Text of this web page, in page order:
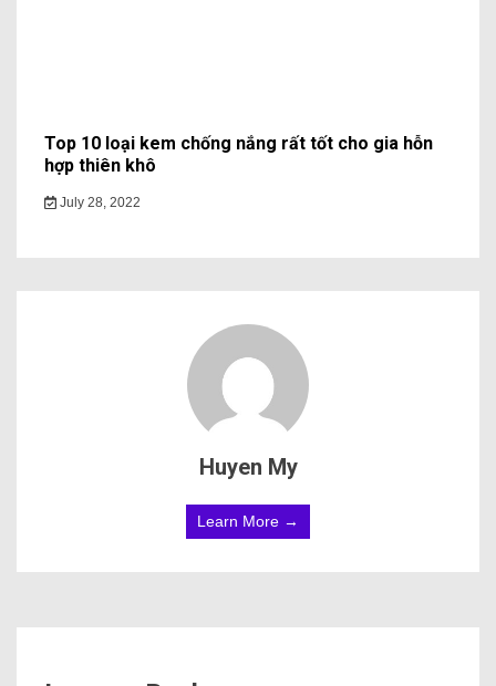
Top 10 loại kem chống nắng rất tốt cho gia hỗn
hợp thiên khô
July 28, 2022
Huyen My
Learn More →